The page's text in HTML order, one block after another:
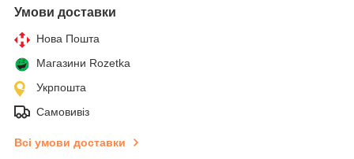
Умови доставки
Нова Пошта
Магазини Rozetka
Укрпошта
Самовивіз
Всі умови доставки